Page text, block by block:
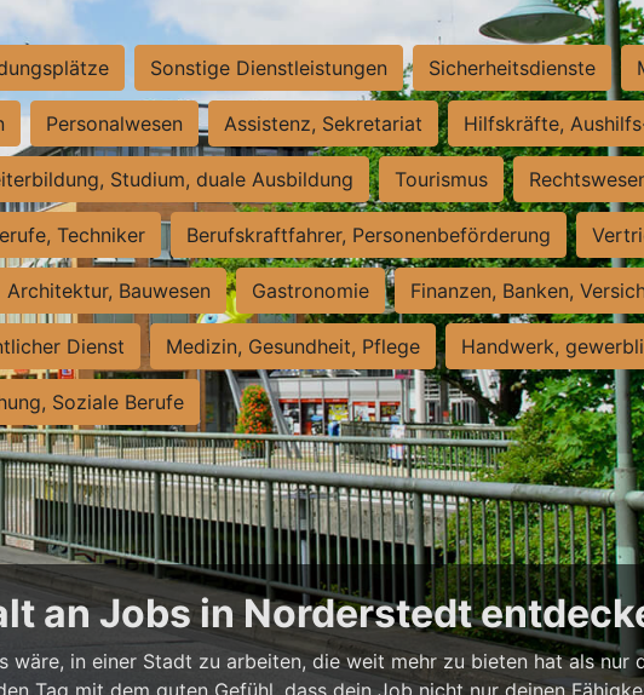
Sonstige Dienstleistungen Sicherheitsdienste
Personalwesen Assistenz, Sekretariat Hilfskräfte,
Studium, duale Ausbildung Tourismus
Techniker Berufskraftfahrer, Personenbeförderung
Architektur, Bauwesen Gastronomie Finanzen, Banken,
Dienst Medizin, Gesundheit, Pflege Handwerk,
Soziale Berufe
an Jobs in Norderstedt
wäre, in einer Stadt zu arbeiten, die weit mehr zu bieten hat als nur